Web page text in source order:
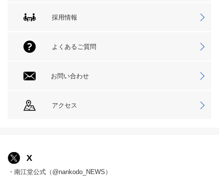
採用情報
よくあるご質問
お問い合わせ
アクセス
X
・南江堂公式（@nankodo_NEWS）